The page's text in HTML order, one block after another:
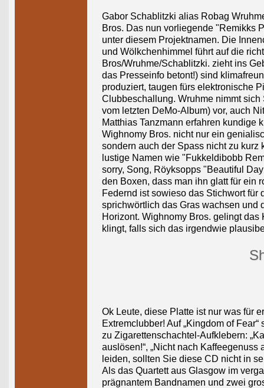
Gabor Schablitzki alias Robag
Bros. Das nun vorliegende "Remikks
unter diesem Projektnamen. Die
und Wölkchenhimmel führt auf die
Bros/Wruhme/Schablitzki. zieht ins
das Presseinfo betont!) sind
produziert, taugen fürs elektronische
Clubbeschallung. Wruhme nimmt
vom letzten DeMo-Album) vor, auch
Matthias Tanzmann erfahren kundige
Wighnomy Bros. nicht nur ein
sondern auch der Spass nicht zu kurz
lustige Namen wie "Fukkeldibobb
sorry, Song, Röyksopps "Beautiful
den Boxen, dass man ihn glatt für ein
Federnd ist sowieso das Stichwort
sprichwörtlich das Gras wachsen und
Horizont. Wighnomy Bros. gelingt
klingt, falls sich das irgendwie
Ok Leute, diese Platte ist nur was für
Extremclubber! Auf „Kingdom of
zu Zigarettenschachtel-Aufklebern:
auslösen!“, „Nicht nach Kaffeegenuss
leiden, sollten Sie diese CD nicht in
Als das Quartett aus Glasgow im
prägnantem Bandnamen und zwei